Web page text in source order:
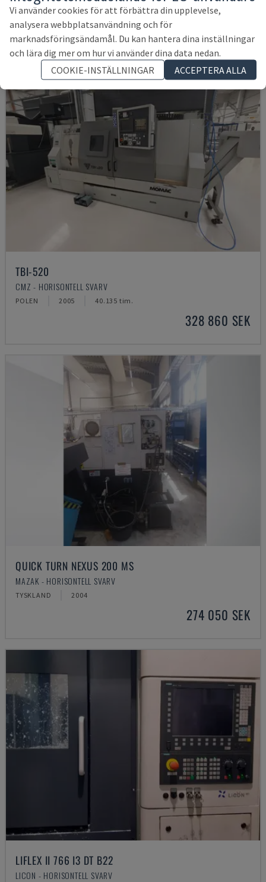
TYSKLAND 2018
TBI-520
CMZ - HORISONTELL SVARV
POLEN 2005 40.135 tim.
328 860 SEK
QUICK TURN NEXUS 200 MS
MAZAK - HORISONTELL SVARV
TYSKLAND 2004
274 050 SEK
LIFLEX II 766 I3 DT B22
LICON - HORISONTELL SVARV
Vi använder cookies för att förbättra din upplevelse,
analysera webbplatsanvändning och för
marknadsföringsändamål. Du kan hantera dina inställningar
och lära dig mer om hur vi använder dina data nedan.
COOKIE-INSTÄLLNINGAR
ACCEPTERA ALLA